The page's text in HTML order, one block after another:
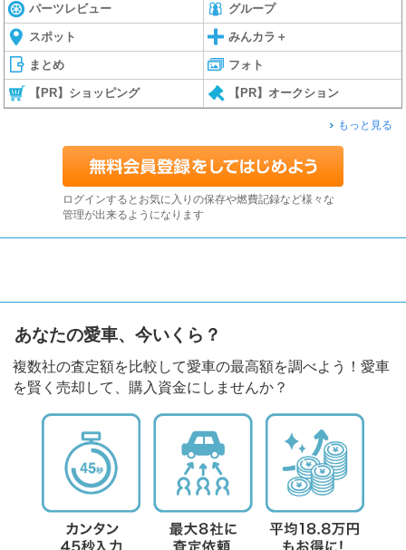
2017.09.04
「カーメイト」スペシャルコンテンツページを更新しました
2017.09.04
「クールベール」スペシャルコンテンツページを更新しました
【9/11(月)まで】「オフ会」エントリー受付開始！
【9/4(月)まで】「ドレコン」エントリー受付開始！
パーツレビュー グループ
スポット みんカラ＋
まとめ フォト
【PR】ショッピング 【PR】オークション
もっと見る
ログインするとお気に入りの保存や燃費記録など様々な
管理が出来るようになります
あなたの愛車、今いくら？
複数社の査定額を比較して愛車の最高額を調べよう！愛車
を賢く売却して、購入資金にしませんか？